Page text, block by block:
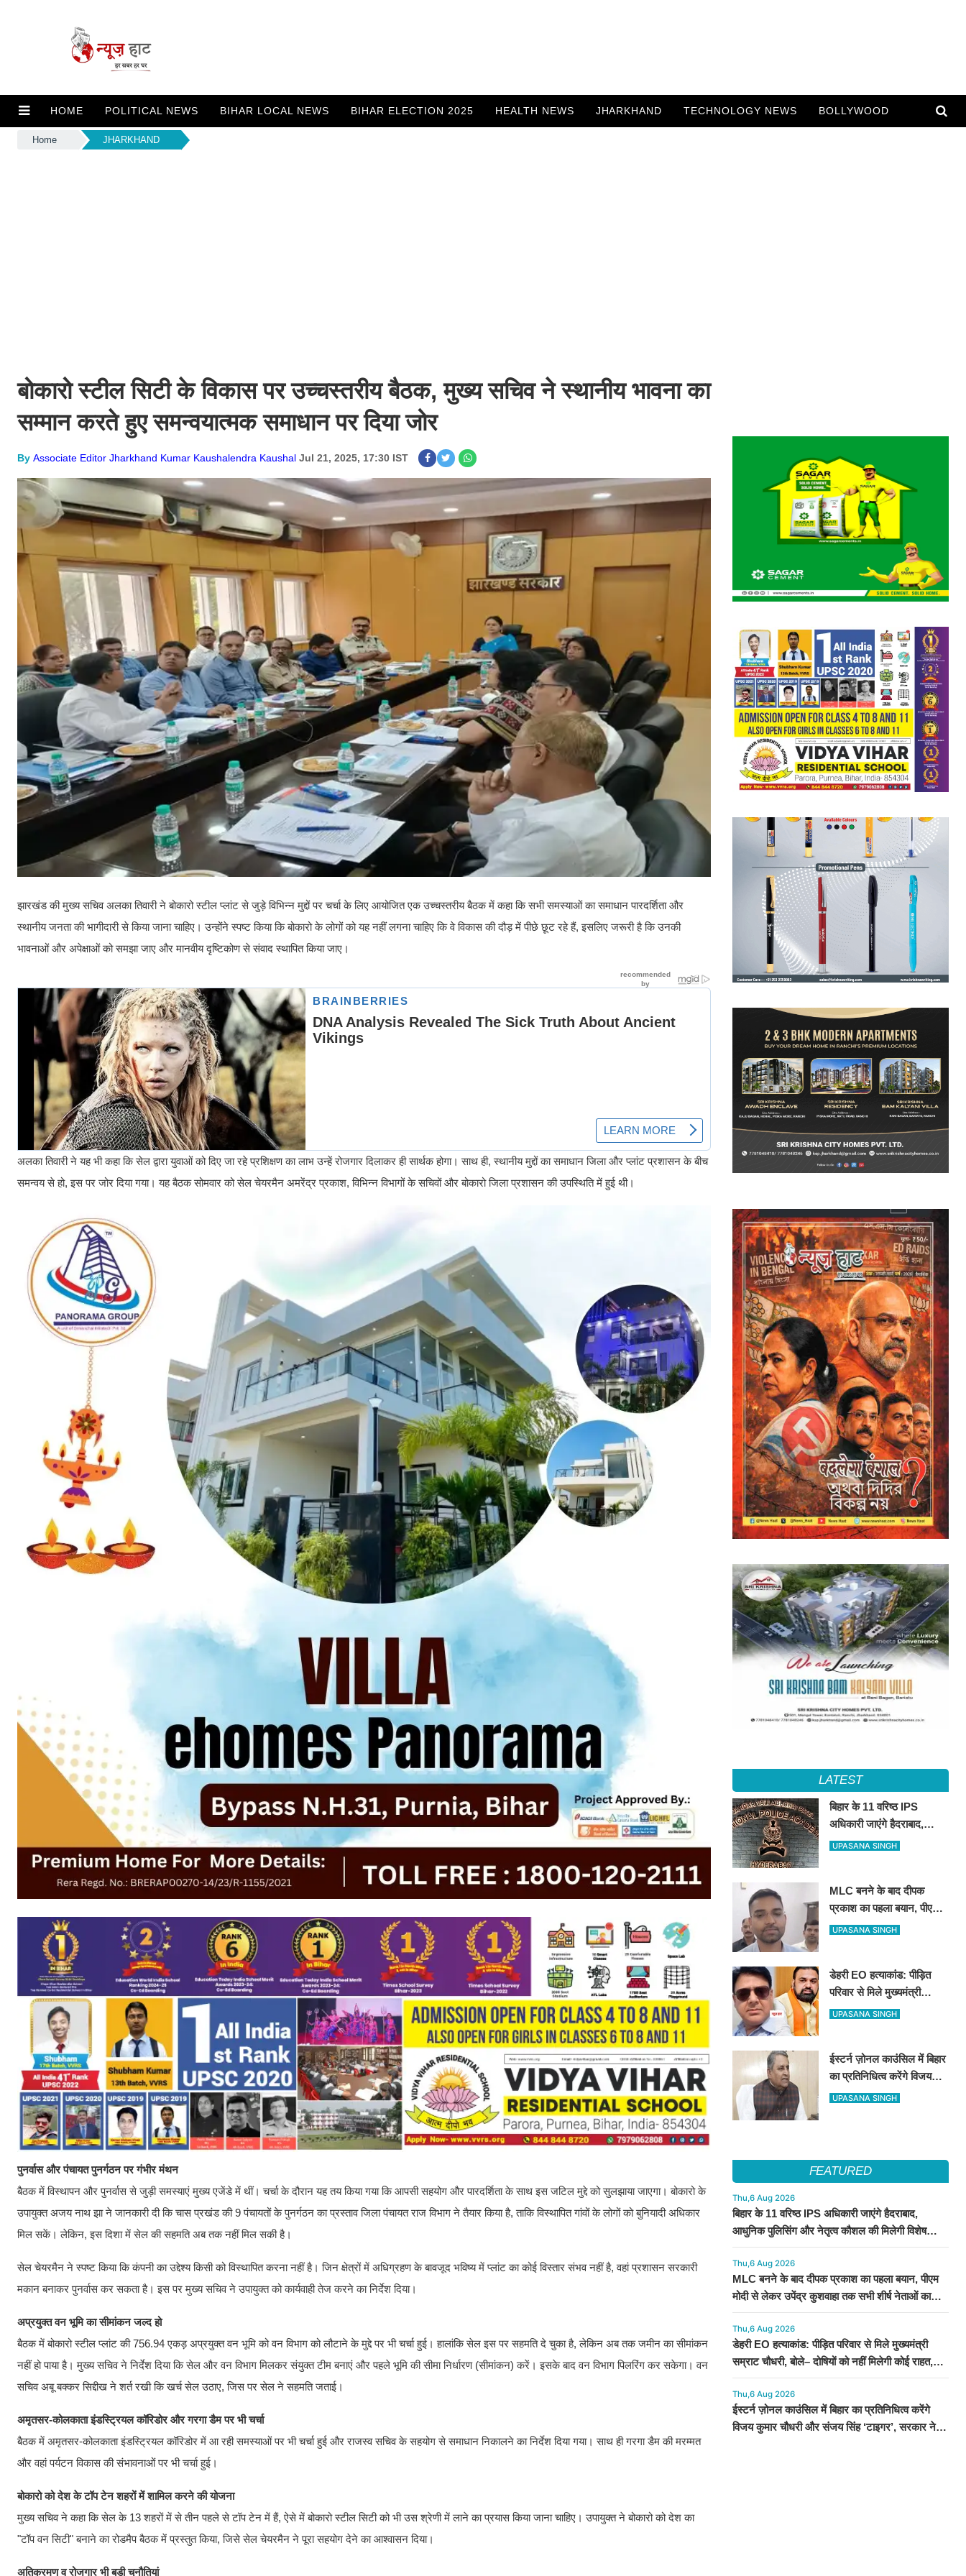
HOME POLITICAL NEWS BIHAR LOCAL NEWS BIHAR ELECTION 2025 HEALTH NEWS JHARKHAND TECHNOLOGY NEWS BOLLYWOOD
Home JHARKHAND
बोकारो स्टील सिटी के विकास पर उच्चस्तरीय बैठक, मुख्य सचिव ने स्थानीय भावना का
सम्मान करते हुए समन्वयात्मक समाधान पर दिया जोर
By Associate Editor Jharkhand Kumar Kaushalendra Kaushal Jul 21, 2025, 17:30 IST
झारखंड की मुख्य सचिव अलका तिवारी ने बोकारो स्टील प्लांट से जुड़े विभिन्न मुद्दों पर चर्चा के लिए आयोजित एक उच्चस्तरीय बैठक में कहा कि सभी समस्याओं का समाधान पारदर्शिता और
स्थानीय जनता की भागीदारी से किया जाना चाहिए। उन्होंने स्पष्ट किया कि बोकारो के लोगों को यह नहीं लगना चाहिए कि वे विकास की दौड़ में पीछे छूट रहे हैं, इसलिए जरूरी है कि उनकी
भावनाओं और अपेक्षाओं को समझा जाए और मानवीय दृष्टिकोण से संवाद स्थापित किया जाए।
अलका तिवारी ने यह भी कहा कि सेल द्वारा युवाओं को दिए जा रहे प्रशिक्षण का लाभ उन्हें रोजगार दिलाकर ही सार्थक होगा। साथ ही, स्थानीय मुद्दों का समाधान जिला और प्लांट प्रशासन के बीच
समन्वय से हो, इस पर जोर दिया गया। यह बैठक सोमवार को सेल चेयरमैन अमरेंद्र प्रकाश, विभिन्न विभागों के सचिवों और बोकारो जिला प्रशासन की उपस्थिति में हुई थी।
पुनर्वास और पंचायत पुनर्गठन पर गंभीर मंथन
बैठक में विस्थापन और पुनर्वास से जुड़ी समस्याएं मुख्य एजेंडे में थीं। चर्चा के दौरान यह तय किया गया कि आपसी सहयोग और पारदर्शिता के साथ इस जटिल मुद्दे को सुलझाया जाएगा। बोकारो के
उपायुक्त अजय नाथ झा ने जानकारी दी कि चास प्रखंड की 9 पंचायतों के पुनर्गठन का प्रस्ताव जिला पंचायत राज विभाग ने तैयार किया है, ताकि विस्थापित गांवों के लोगों को बुनियादी अधिकार
मिल सकें। लेकिन, इस दिशा में सेल की सहमति अब तक नहीं मिल सकी है।
सेल चेयरमैन ने स्पष्ट किया कि कंपनी का उद्देश्य किसी को विस्थापित करना नहीं है। जिन क्षेत्रों में अधिग्रहण के बावजूद भविष्य में प्लांट का कोई विस्तार संभव नहीं है, वहां प्रशासन सरकारी
मकान बनाकर पुनर्वास कर सकता है। इस पर मुख्य सचिव ने उपायुक्त को कार्यवाही तेज करने का निर्देश दिया।
अप्रयुक्त वन भूमि का सीमांकन जल्द हो
बैठक में बोकारो स्टील प्लांट की 756.94 एकड़ अप्रयुक्त वन भूमि को वन विभाग को लौटाने के मुद्दे पर भी चर्चा हुई। हालांकि सेल इस पर सहमति दे चुका है, लेकिन अब तक जमीन का सीमांकन
नहीं हो पाया है। मुख्य सचिव ने निर्देश दिया कि सेल और वन विभाग मिलकर संयुक्त टीम बनाएं और पहले भूमि की सीमा निर्धारण (सीमांकन) करें। इसके बाद वन विभाग पिलरिंग कर सकेगा। वन
सचिव अबू बक्कर सिद्दीख ने शर्त रखी कि खर्च सेल उठाए, जिस पर सेल ने सहमति जताई।
अमृतसर-कोलकाता इंडस्ट्रियल कॉरिडोर और गरगा डैम पर भी चर्चा
बैठक में अमृतसर-कोलकाता इंडस्ट्रियल कॉरिडोर में आ रही समस्याओं पर भी चर्चा हुई और राजस्व सचिव के सहयोग से समाधान निकालने का निर्देश दिया गया। साथ ही गरगा डैम की मरम्मत
और वहां पर्यटन विकास की संभावनाओं पर भी चर्चा हुई।
बोकारो को देश के टॉप टेन शहरों में शामिल करने की योजना
मुख्य सचिव ने कहा कि सेल के 13 शहरों में से तीन पहले से टॉप टेन में हैं, ऐसे में बोकारो स्टील सिटी को भी उस श्रेणी में लाने का प्रयास किया जाना चाहिए। उपायुक्त ने बोकारो को देश का
"टॉप वन सिटी" बनाने का रोडमैप बैठक में प्रस्तुत किया, जिसे सेल चेयरमैन ने पूरा सहयोग देने का आश्वासन दिया।
अतिक्रमण व रोजगार भी बड़ी चुनौतियां
LATEST
बिहार के 11 वरिष्ठ IPS
अधिकारी जाएंगे हैदराबाद,
आधुनिक पुलिसिंग और नेतृत्व
UPASANA SINGH
MLC बनने के बाद दीपक
प्रकाश का पहला बयान, पीएम
मोदी से लेकर उपेंद्र कुशवाहा
UPASANA SINGH
डेहरी EO हत्याकांड: पीड़ित
परिवार से मिले मुख्यमंत्री
सम्राट चौधरी, बोले– दोषियों को
UPASANA SINGH
ईस्टर्न ज़ोनल काउंसिल में बिहार
का प्रतिनिधित्व करेंगे विजय
कुमार चौधरी और संजय सिंह
UPASANA SINGH
FEATURED
Thu,6 Aug 2026
बिहार के 11 वरिष्ठ IPS अधिकारी जाएंगे हैदराबाद,
आधुनिक पुलिसिंग और नेतृत्व कौशल की मिलेगी विशेष
ट्रेनिंग
Thu,6 Aug 2026
MLC बनने के बाद दीपक प्रकाश का पहला बयान, पीएम
मोदी से लेकर उपेंद्र कुशवाहा तक सभी शीर्ष नेताओं का
जताया आभार
Thu,6 Aug 2026
डेहरी EO हत्याकांड: पीड़ित परिवार से मिले मुख्यमंत्री
सम्राट चौधरी, बोले– दोषियों को नहीं मिलेगी कोई राहत,
स्पीडी ट्रायल के निर्देश
Thu,6 Aug 2026
ईस्टर्न ज़ोनल काउंसिल में बिहार का प्रतिनिधित्व करेंगे
विजय कुमार चौधरी और संजय सिंह ‘टाइगर’, सरकार ने